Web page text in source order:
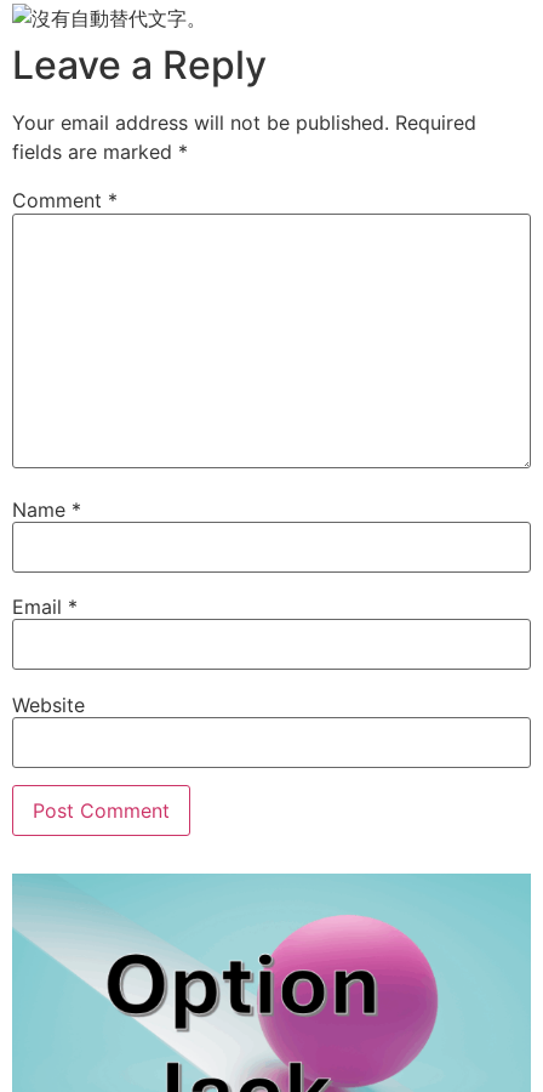
Leave a Reply
Your email address will not be published. Required
fields are marked *
Comment *
Name *
Email *
Website